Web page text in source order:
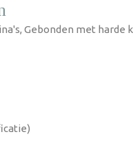
Gebonden met harde